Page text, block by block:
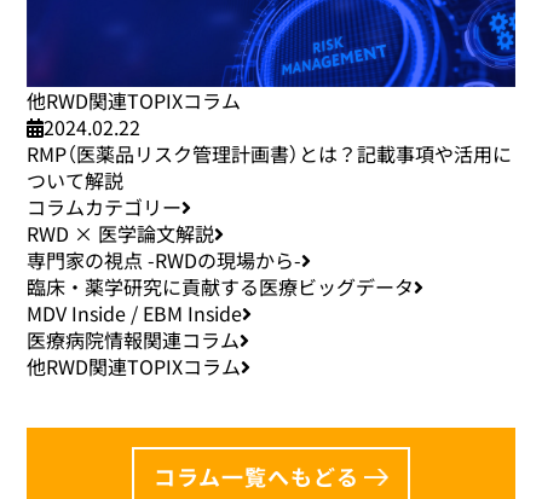
コラムカテゴリー
RWD × 医学論文解説
専門家の視点 -RWDの現場から-
臨床・薬学研究に貢献する医療ビッグデータ
MDV Inside / EBM Inside
医療病院情報関連コラム
他RWD関連TOPIXコラム
他RWD関連TOPIXコラム
2024.02.22
RMP（医薬品リスク管理計画書）とは？記載事項や活用に
ついて解説
コラム一覧へもどる